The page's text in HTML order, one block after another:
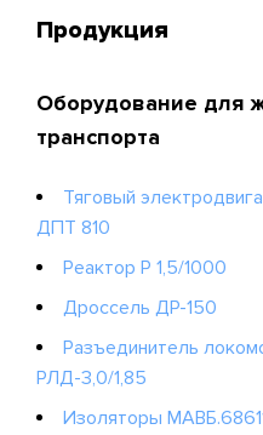
Продукция
Оборудование для
транспорта
Тяговый
ДПТ 810
Реактор P 1,5/1000
Дроссель ДР-150
Разъединитель
РЛД-3,0/1,85
Изоляторы